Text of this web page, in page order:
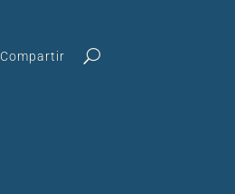
Compartir